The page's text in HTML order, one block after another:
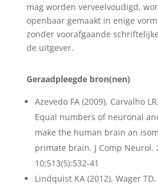
mag worden verveelvoudigd,
openbaar gemaakt in enige
zonder voorafgaande
de uitgever.
Geraadpleegde bron(nen)
Azevedo FA (2009), Carvalho
Equal numbers of neuronal
make the human brain an
primate brain. J Comp Neurol.
10;513(5):532-41
Lindquist KA (2012), Wager